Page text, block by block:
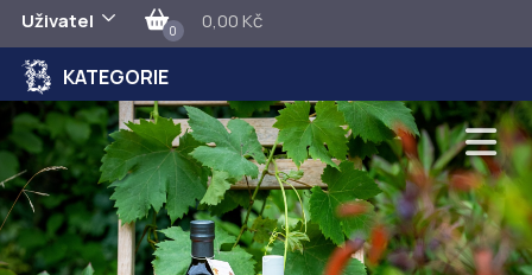
Uživatel 0 0,00 Kč
KATEGORIE